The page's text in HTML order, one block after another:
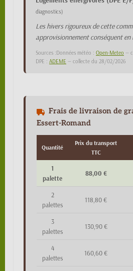
diagnostics)
Les hivers rigoureux de cette
approvisionnement conséquent en
Sources :Données météo : Open-Meteo —
DPE : ADEME — collecte du 28/02/2026
Frais de livraison de
Essert-Romand
Quantité
Prix du transport
TTC
1
palette
88,00 €
2
palettes
118,80 €
3
palettes
130,90 €
4
palettes
160,60 €